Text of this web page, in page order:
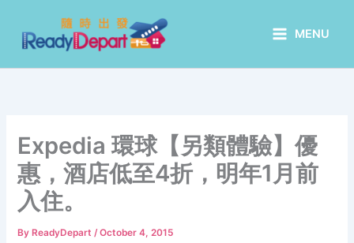
content
MENU
Expedia 環球【另類體驗】優
惠，酒店低至4折，明年1月前
入住。
By ReadyDepart/October 4, 2015